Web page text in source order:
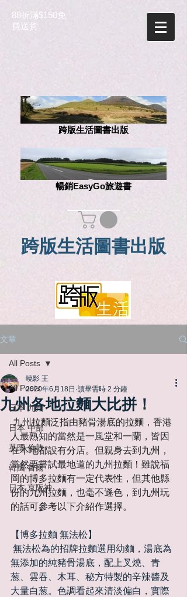
88折滿$150免
費送貨
跨版生活圖書出版
暢銷EasyGo旅遊書
跨版生活圖書出版
文章
All Posts
日本 九州
日本 中部
英國 倫敦
韓國 首爾
日本 京阪神
All Posts
九州各地拉麵大比拼！
曉影 王
2020年6月18日 讀畢需時 2 分鐘
九州拉麵泛指由豬骨湯底的拉麵，香港
人最熟知的當然是一風堂和一蘭，皆因
在本地都設有分店。但親身去到九州，
當然要嘗試最地道的九州拉麵！雖說福
岡的博多拉麵有一定代表性，但其他縣
份的九州拉麵，也毫不遜色，到九州玩
的話可參考以下介紹作選擇。
【博多拉麵 無法松】
無添加的純豬骨湯底，配上叉燒、青
葱、雲吞、木耳、秘方特製的辛辣醬及
大量白葱。色調看起來清淡偏白，實際